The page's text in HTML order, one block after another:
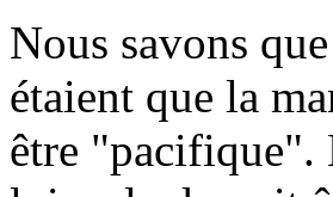
Nous savons
étaient que la
être "pacifique".